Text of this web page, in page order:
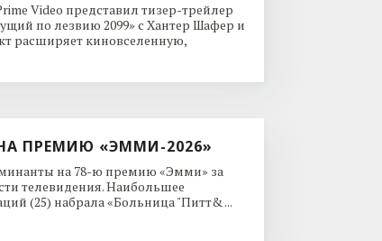
Video представил тизер-трейлер
по лезвию 2099» с Хантер Шафер и
расширяет киновселенную,
ПРЕМИЮ «ЭММИ-2026»
на 78-ю премию «Эмми» за
телевидения. Наибольшее
(25) набрала «Больница "Питт& ...